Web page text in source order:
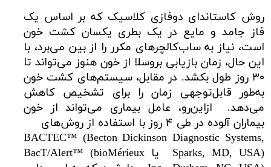
روش کاستاندای دوفازی کلاسیک که بر اساس یک
فاز جامد و مایع در یک بطری یکسان کشت خون
است، نیاز به ساب‌کالچرهای مکرر را از بین می‌برد، با
این حال، زمان بازیابی بروسلا از خون هنوز می‌تواند تا
۳۰ روز طول بکشد. در مقابل، سیستم‌های کشت خون
به‌طور قابل‌توجهی زمان را برای تشخیص کاهش
می‌دهد. ازاین‌رو، عامل بیماری می‌تواند از خون
بیماران آلوده در طی ۴ روز با استفاده از روش‌های
BACTEC™ (Becton Dickinson Diagnostic Systems,
Sparks, MD, USA) یا BacT/Alert™ (bioMérieux